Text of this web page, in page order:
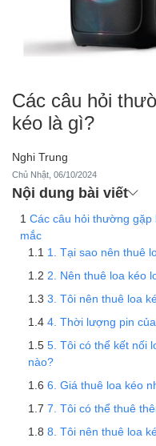
Các câu hỏi
kéo là gì?
Nghi Trung
Chủ Nhật, 06/10/2024
Nội dung bài viết
Các câu hỏi thường gặp
mắc
1. Tại sao nên thuê
2. Nên thuê loa kéo
3. Tôi nên thuê loa
4. Thời lượng pin
5. Tôi có thể kết nối
nào?
6. Giá thuê loa kéo
7. Tôi có thể thuê
8. Tôi nên thuê loa